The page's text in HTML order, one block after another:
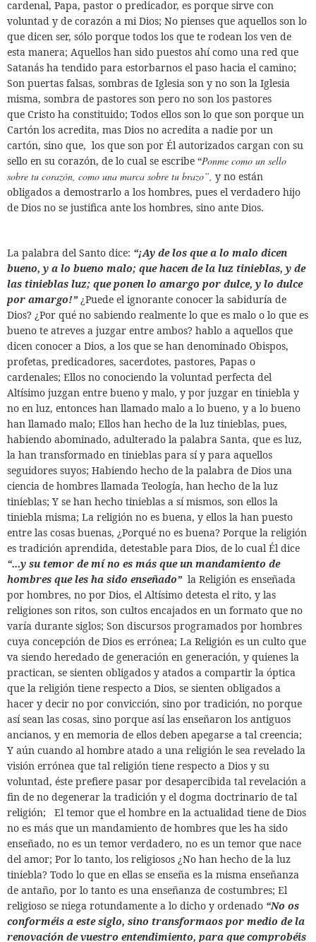
cardenal, Papa, pastor o predicador, es porque sirve con
voluntad y de corazón a mi Dios; No pienses que aquellos son lo
que dicen ser, sólo porque todos los que te rodean los ven de
esta manera; Aquellos han sido puestos ahí como una red que
Satanás ha tendido para estorbarnos el paso hacia el camino;
Son puertas falsas, sombras de Iglesia son y no son la Iglesia
misma, sombra de pastores son pero no son los pastores
que Cristo ha constituido; Todos ellos son lo que son porque un
Cartón los acredita, mas Dios no acredita a nadie por un
cartón, sino que, los que son por Él autorizados cargan con su
sello en su corazón, de lo cual se escribe “Ponme como un sello
sobre tu corazón, como una marca sobre tu brazo”, y no están
obligados a demostrarlo a los hombres, pues el verdadero hijo
de Dios no se justifica ante los hombres, sino ante Dios.
La palabra del Santo dice: “¡Ay de los que a lo malo dicen
bueno, y a lo bueno malo; que hacen de la luz tinieblas, y de
las tinieblas luz; que ponen lo amargo por dulce, y lo dulce
por amargo!”¿Puede el ignorante conocer la sabiduría de
Dios? ¿Por qué no sabiendo realmente lo que es malo o lo que es
bueno te atreves a juzgar entre ambos? hablo a aquellos que
dicen conocer a Dios, a los que se han denominado Obispos,
profetas, predicadores, sacerdotes, pastores, Papas o
cardenales; Ellos no conociendo la voluntad perfecta del
Altísimo juzgan entre bueno y malo, y por juzgar en tiniebla y
no en luz, entonces han llamado malo a lo bueno, y a lo bueno
han llamado malo; Ellos han hecho de la luz tinieblas, pues,
habiendo abominado, adulterado la palabra Santa, que es luz,
la han transformado en tinieblas para sí y para aquellos
seguidores suyos; Habiendo hecho de la palabra de Dios una
ciencia de hombres llamada Teología, han hecho de la luz
tinieblas; Y se han hecho tinieblas a sí mismos, son ellos la
tiniebla misma; La religión no es buena, y ellos la han puesto
entre las cosas buenas, ¿Porqué no es buena? Porque la religión
es tradición aprendida, detestable para Dios, de lo cual Él dice
“...y su temor de mí no es más que un mandamiento de
hombres que les ha sido enseñado” la Religión es enseñada
por hombres, no por Dios, el Altísimo detesta el rito, y las
religiones son ritos, son cultos encajados en un formato que no
varía durante siglos; Son discursos programados por hombres
cuya concepción de Dios es errónea; La Religión es un culto que
va siendo heredado de generación en generación, y quienes la
practican, se sienten obligados y atados a compartir la óptica
que la religión tiene respecto a Dios, se sienten obligados a
hacer y decir no por convicción, sino por tradición, no porque
así sean las cosas, sino porque así las enseñaron los antiguos
ancianos, y en memoria de ellos deben apegarse a tal creencia;
Y aún cuando al hombre atado a una religión le sea revelado la
visión errónea que tal religión tiene respecto a Dios y su
voluntad, éste prefiere pasar por desapercibida tal revelación a
fin de no degenerar la tradición y el dogma doctrinario de tal
religión;
El temor que el hombre en la actualidad tiene de Dios
no es más que un mandamiento de hombres que les ha sido
enseñado, no es un temor verdadero, no es un temor que nace
del amor; Por lo tanto, los religiosos ¿No han hecho de la luz
tiniebla? Todo lo que en ellas se enseña es la misma enseñanza
de antaño, por lo tanto es una enseñanza de costumbres; El
religioso se niega rotundamente a lo dicho y ordenado “No os
conforméis a este siglo, sino transformaos por medio de la
renovación de vuestro entendimiento, para que comprobéis